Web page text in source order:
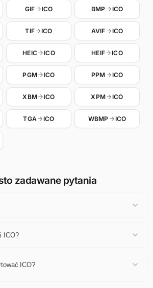
GIF ICO BMP ICO
TIF ICO AVIF ICO
HEIC ICO HEIF ICO
PGM ICO PPM ICO
XBM ICO XPM ICO
TGA ICO WBMP ICO
zadawane pytania
strony w zakresie kompresji, jakości,
ICO?
konwersję. Otrzymasz swoje
ICO?